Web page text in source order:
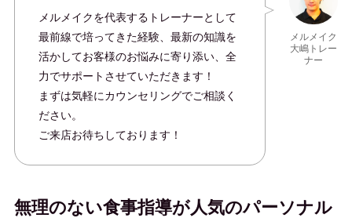
メルメイク
大嶋トレー
ナー
メルメイクを代表するトレーナーとして
最前線で培ってきた経験、最新の知識を
活かしてお客様のお悩みに寄り添い、全
力でサポートさせていただきます！
まずは気軽にカウンセリングでご相談く
ださい。
ご来店お待ちしております！
無理のない食事指導が人気のパーソナル